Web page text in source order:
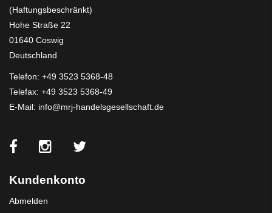
(Haftungsbeschränkt)
Hohe Straße 22
01640 Coswig
Deutschland
Telefon: +49 3523 5368-48
Telefax: +49 3523 5368-49
E-Mail: info@mrj-handelsgesellschaft.de
Kundenkonto
Abmelden